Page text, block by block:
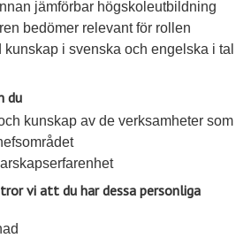
jämförbar högskoleutbildning
bedömer relevant för rollen
kunskap i svenska och engelska i tal
du
kunskap av de verksamheter som
vi att du har dessa personliga